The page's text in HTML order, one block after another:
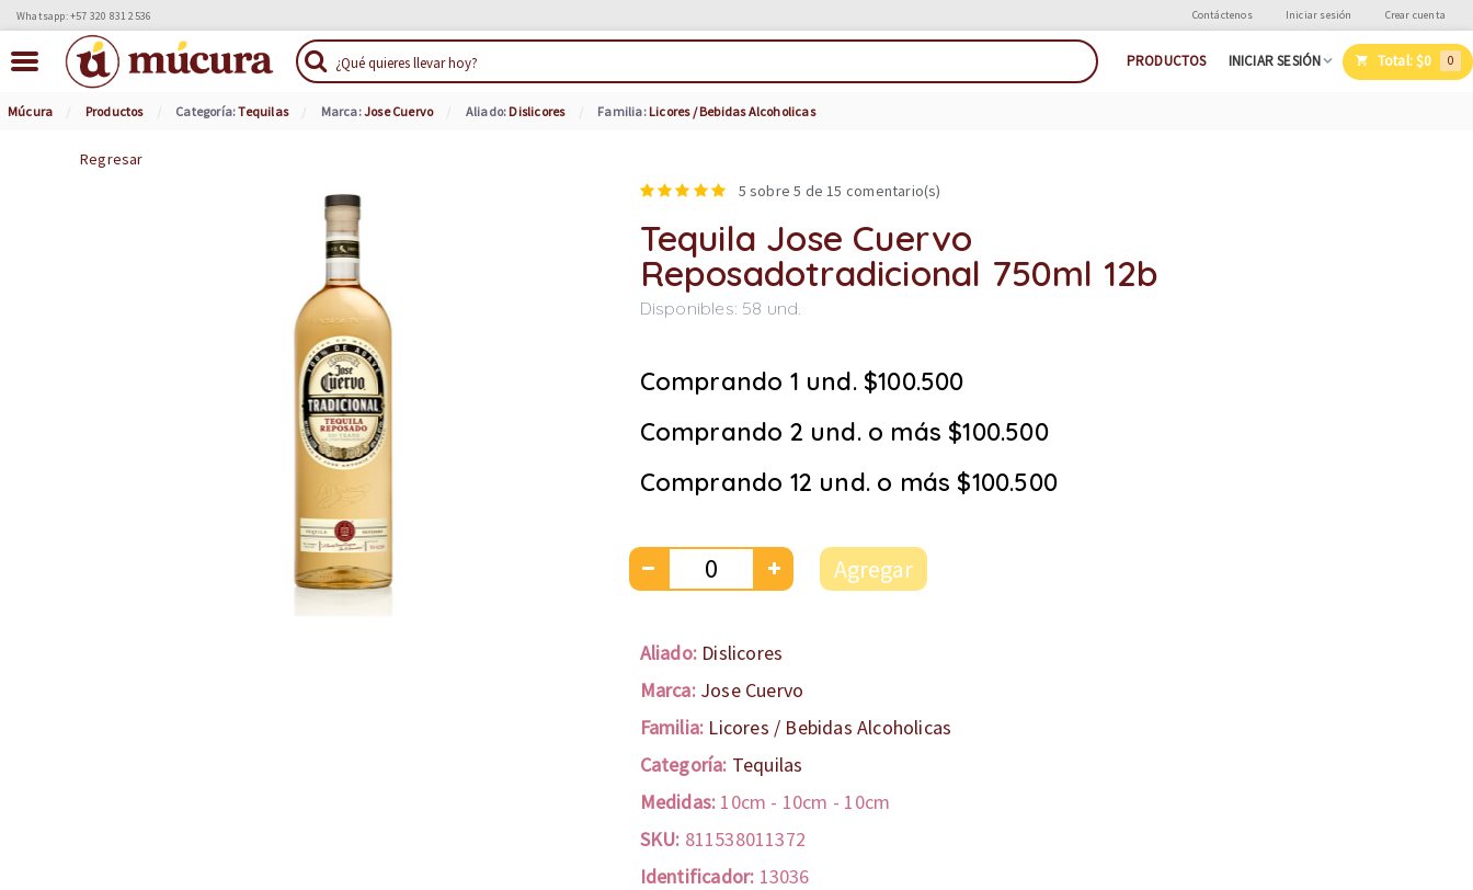
Whatsapp: +57 320 831 2536 Contáctenos Iniciar sesión Crear cuenta
PRODUCTOS INICIAR SESIÓN Total:$0 0
Múcura Productos Categoría:Tequilas Marca:Jose Cuervo Aliado: Dislicores Familia: Licores / Bebidas Alcoholicas
Regresar
5 sobre 5 de15 comentario(s)
Tequila Jose Cuervo
Reposadotradicional 750ml 12b
Disponibles: 58 und.
Comprando 1 und. $100.500
Comprando 2 und. o más $100.500
Comprando 12 und. o más $100.500
Agregar
Aliado: Dislicores
Marca: Jose Cuervo
Familia: Licores / Bebidas Alcoholicas
Categoría: Tequilas
Medidas: 10cm - 10cm - 10cm
SKU: 811538011372
Identificador: 13036